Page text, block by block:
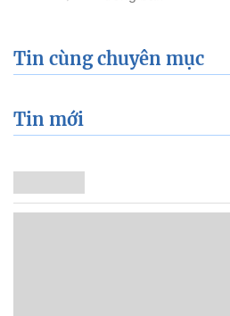
Tin cùng chuyên mục
Tin mới